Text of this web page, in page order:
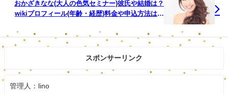
ジェラートを中心としたチーズ、ヨーグルトで世界に通用
ます。
おかざきなな(大人の色気セミナー)彼氏や結婚は？
wikiプロフィール(年齢・経歴)料金や申込方法は？
スポンサーリンク
管理人：lino